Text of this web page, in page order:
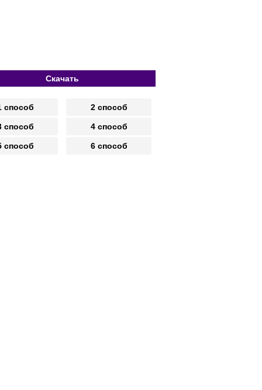
Скачать
способ 2 способ
способ 4 способ
способ 6 способ